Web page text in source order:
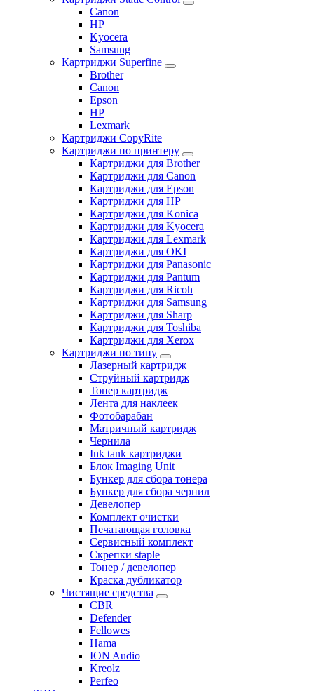
Canon
HP
Kyocera
Samsung
Картриджи Superfine
Brother
Canon
Epson
HP
Lexmark
Картриджи CopyRite
Картриджи по принтеру
Картриджи для Brother
Картриджи для Canon
Картриджи для Epson
Картриджи для HP
Картриджи для Konica
Картриджи для Kyocera
Картриджи для Lexmark
Картриджи для OKI
Картриджи для Panasonic
Картриджи для Pantum
Картриджи для Ricoh
Картриджи для Samsung
Картриджи для Sharp
Картриджи для Toshiba
Картриджи для Xerox
Картриджи по типу
Лазерный картридж
Струйный картридж
Тонер картридж
Лента для наклеек
Фотобарабан
Матричный картридж
Чернила
Ink tank картриджи
Блок Imaging Unit
Бункер для сбора тонера
Бункер для сбора чернил
Девелопер
Комплект очистки
Печатающая головка
Сервисный комплект
Скрепки staple
Тонер / девелопер
Краска дубликатор
Чистящие средства
CBR
Defender
Fellowes
Hama
ION Audio
Kreolz
Perfeo